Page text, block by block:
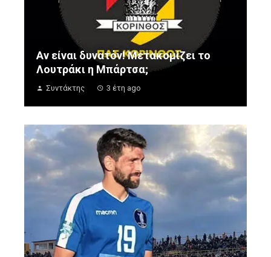
Αν είναι δυνατόν! Μετακομίζει το
Λουτράκι η Μπάρτσα;
Συντάκτης 3 έτη ago